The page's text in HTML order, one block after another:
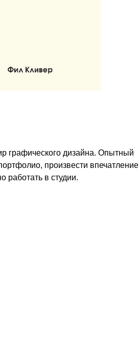
графического дизайна. Опытный
произвести впечатление
работать в студии.